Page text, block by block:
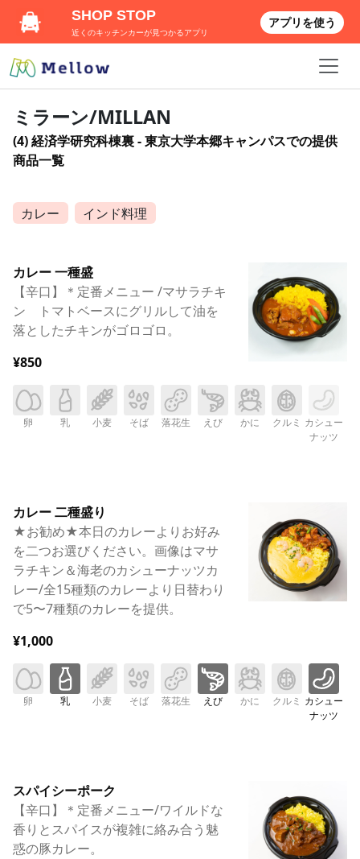
ミラーン/MILLAN
(4) 経済学研究科棟裏 - 東京大学本郷キャンパスでの提供
商品一覧
カレー インド料理
カレー 一種盛
【辛口】＊定番メニュー /マサラチキ
ン トマトベースにグリルして油を
落としたチキンがゴロゴロ。
¥850
卵 乳 小麦 そば 落花生 えび かに クルミ カシュー
ナッツ
カレー 二種盛り
★お勧め★本日のカレーよりお好み
を二つお選びください。画像はマサ
ラチキン＆海老のカシューナッツカ
レー/全15種類のカレーより日替わり
で5〜7種類のカレーを提供。
¥1,000
卵 乳 小麦 そば 落花生 えび かに クルミ カシュー
ナッツ
スパイシーポーク
【辛口】＊定番メニュー/ワイルドな
香りとスパイスが複雑に絡み合う魅
惑の豚カレー。
SHOP STOP
近くのキッチンカーが見つかるアプリ
アプリを使う